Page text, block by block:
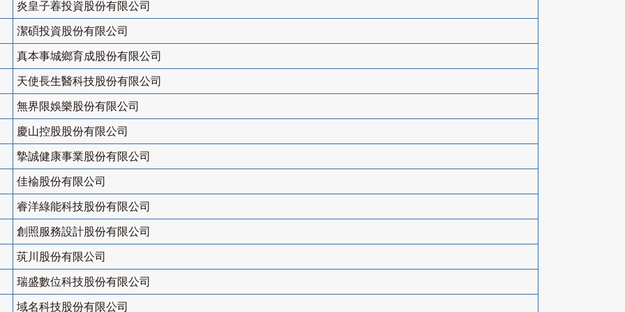
炎皇子萶投資股份有限公司
潔碩投資股份有限公司
真本事城鄉育成股份有限公司
天使長生醫科技股份有限公司
無界限娛樂股份有限公司
慶山控股股份有限公司
摯誠健康事業股份有限公司
佳褕股份有限公司
睿洋綠能科技股份有限公司
創照服務設計股份有限公司
茿川股份有限公司
瑞盛數位科技股份有限公司
域名科技股份有限公司